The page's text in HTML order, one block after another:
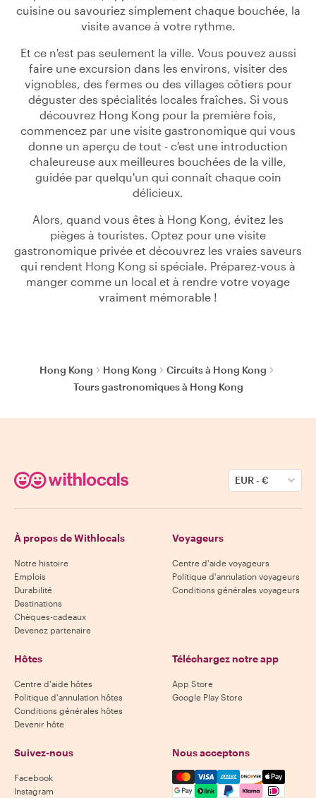
cuisine ou savouriez simplement chaque bouchée, la
visite avance à votre rythme.
Et ce n'est pas seulement la ville. Vous pouvez aussi
faire une excursion dans les environs, visiter des
vignobles, des fermes ou des villages côtiers pour
déguster des spécialités locales fraîches. Si vous
découvrez Hong Kong pour la première fois,
commencez par une visite gastronomique qui vous
donne un aperçu de tout - c'est une introduction
chaleureuse aux meilleures bouchées de la ville,
guidée par quelqu'un qui connaît chaque coin
délicieux.
Alors, quand vous êtes à Hong Kong, évitez les
pièges à touristes. Optez pour une visite
gastronomique privée et découvrez les vraies saveurs
qui rendent Hong Kong si spéciale. Préparez-vous à
manger comme un local et à rendre votre voyage
vraiment mémorable !
Hong Kong Hong Kong
Circuits à Hong Kong
Tours gastronomiques à Hong Kong
EUR-€
À propos de Withlocals
Notre histoire
Emplois
Durabilité
Destinations
Chèques-cadeaux
Devenez partenaire
Voyageurs
Centre d'aide voyageurs
Politique d'annulation voyageurs
Conditions générales voyageurs
Hôtes
Centre d'aide hôtes
Politique d'annulation hôtes
Conditions générales hôtes
Devenir hôte
Téléchargez notre app
App Store
Google Play Store
Suivez-nous
Facebook
Instagram
Nous acceptons
Mastercard, Visa, Amex,